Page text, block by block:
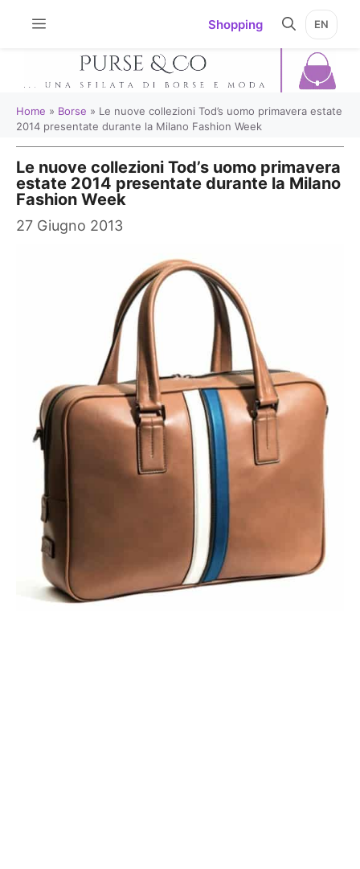
Shopping EN
Home » Borse » Le nuove collezioni Tod’s uomo primavera estate
2014 presentate durante la Milano Fashion Week
Le nuove collezioni Tod’s uomo primavera
estate 2014 presentate durante la Milano
Fashion Week
27 Giugno 2013